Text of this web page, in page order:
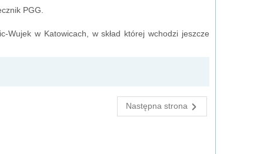
PGG.
Wujek w Katowicach, w skład której wchodzi jeszcze
Następna strona